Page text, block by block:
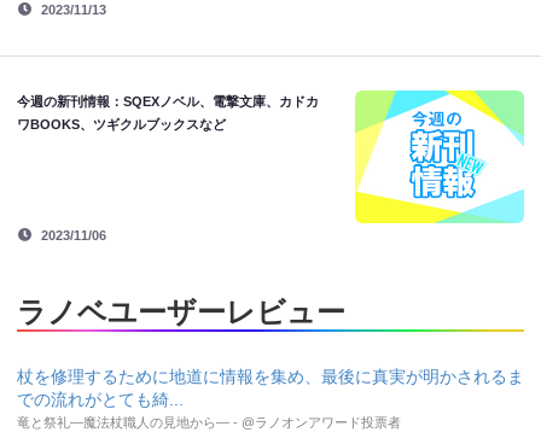
2023/11/13
今週の新刊情報：SQEXノベル、電撃文庫、カドカ
ワBOOKS、ツギクルブックスなど
2023/11/06
ラノベユーザーレビュー
杖を修理するために地道に情報を集め、最後に真実が明かされるま
での流れがとても綺...
竜と祭礼―魔法杖職人の見地から― - @ラノオンアワード投票者